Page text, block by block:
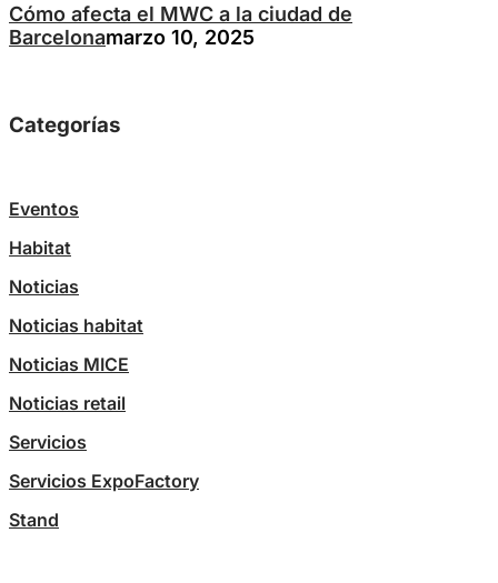
Cómo afecta el MWC a la ciudad de
Barcelonamarzo 10, 2025
Categorías
Eventos
Habitat
Noticias
Noticias habitat
Noticias MICE
Noticias retail
Servicios
Servicios ExpoFactory
Stand